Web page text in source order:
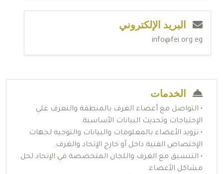
البريد الإلكتروني
info@fei.org.eg
الخدمات
• التواصل مع أعضاء الغرف بالمنطقة والتعرف علي
الإحتياجات وتحديث البيانات الأساسية.
• تزويد الأعضاء بالمعلومات والبيانات والتوجيه لجهات
الإختصاص الفنية داخل أو خارج الإتحاد والغرف.
• التنسيق مع الغرف واللجان المتخصصة في الإتحاد لحل
مشاكل الأعضاء.